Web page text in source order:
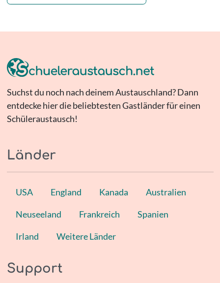
Suchst du noch nach deinem Austauschland? Dann
entdecke hier die beliebtesten Gastländer für einen
Schüleraustausch!
Länder
USA England Kanada Australien
Neuseeland Frankreich Spanien
Irland Weitere Länder
Support